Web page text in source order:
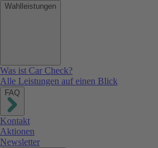
Wahlleistungen
Was ist Car Check?
Alle Leistungen auf einen Blick
FAQ
Kontakt
Aktionen
Newsletter